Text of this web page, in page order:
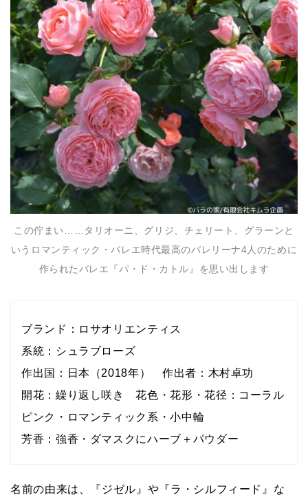
この佇まい……タリオーニ、グリジ、チェリート、グラーンと
いうロマンティック・バレエ時代最高のバレリーナ4人のために
作られたバレエ『パ・ド・カトル』を思い出します
ブランド：ロサオリエンティス
系統：シュラブローズ
作出国：日本（2018年） 作出者：木村卓功
開花：繰り返し咲き 花色・花形・花径：コーラル
ピンク・ロマンティック系・小中輪
芳香：強香・ダマスクにハーブ＋パウダー
名前の由来は、『ジゼル』や『ラ・シルフィード』な